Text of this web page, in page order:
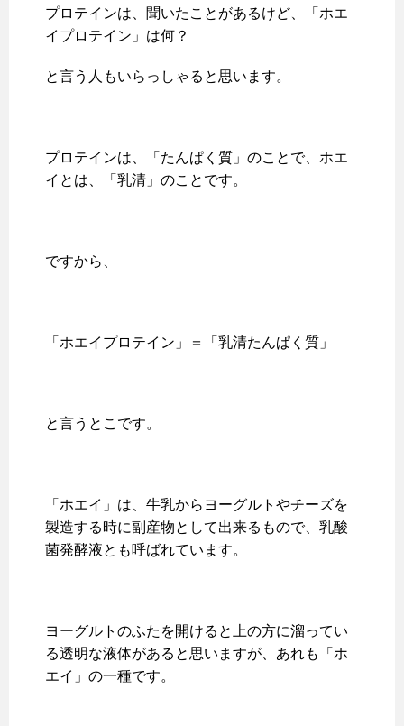
プロテインは、聞いたことがあるけど、「ホエ
イプロテイン」は何？
と言う人もいらっしゃると思います。
プロテインは、「たんぱく質」のことで、ホエ
イとは、「乳清」のことです。
ですから、
「ホエイプロテイン」＝「乳清たんぱく質」
と言うとこです。
「ホエイ」は、牛乳からヨーグルトやチーズを
製造する時に副産物として出来るもので、乳酸
菌発酵液とも呼ばれています。
ヨーグルトのふたを開けると上の方に溜ってい
る透明な液体があると思いますが、あれも「ホ
エイ」の一種です。